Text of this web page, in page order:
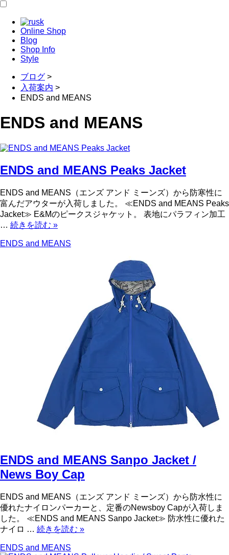
Online Shop
Blog
Shop Info
Style
ブログ >
入荷案内 >
ENDS and MEANS
ENDS and MEANS
ENDS and MEANS Peaks Jacket
ENDS and MEANS（エンズ アンド ミーンズ）から防寒性に
富んだアウターが入荷しました。 ≪ENDS and MEANS Peaks
Jacket≫ E&Mのピークスジャケット。 表地にパラフィン加工
… 続きを読む »
ENDS and MEANS
ENDS and MEANS Sanpo Jacket /
News Boy Cap
ENDS and MEANS（エンズ アンド ミーンズ）から防水性に
優れたナイロンパーカーと、定番のNewsboy Capが入荷しま
した。 ≪ENDS and MEANS Sanpo Jacket≫ 防水性に優れた
ナイロ … 続きを読む »
ENDS and MEANS